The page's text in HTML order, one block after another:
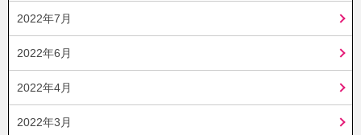
2022年7月
2022年6月
2022年4月
2022年3月